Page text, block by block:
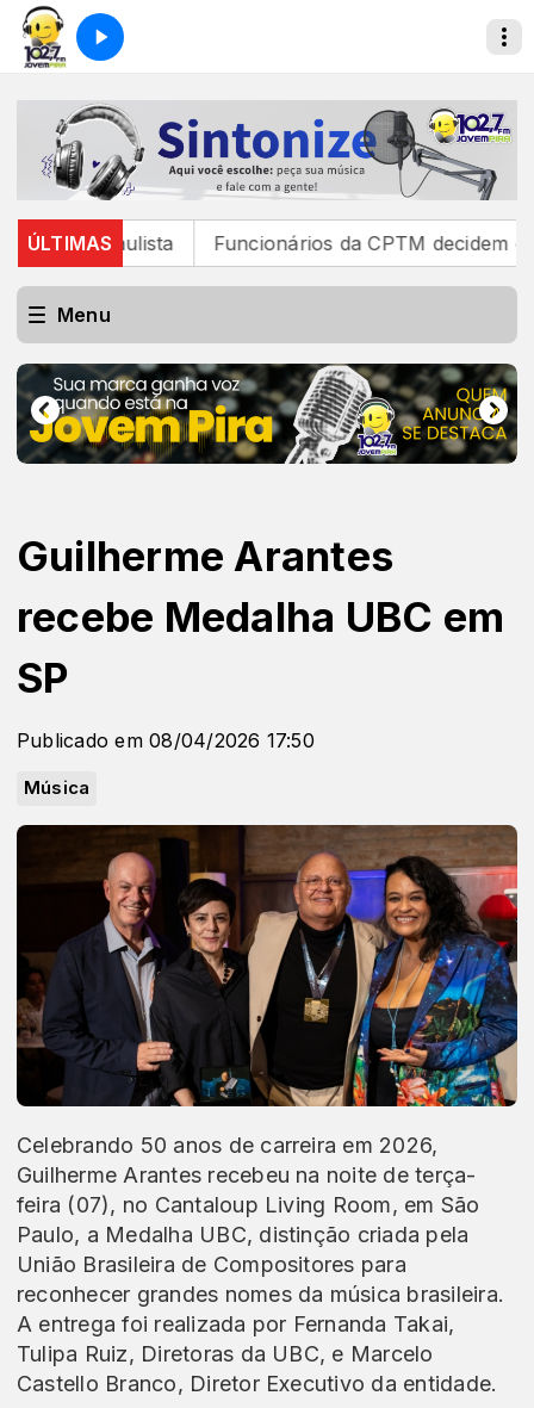
ÚLTIMAS
Paulista Funcionários da CPTM decidem encerrar
Menu
Guilherme Arantes
recebe Medalha UBC em
SP
Publicado em 08/04/2026 17:50
Música
Celebrando 50 anos de carreira em 2026,
Guilherme Arantes recebeu na noite de terça-
feira (07), no Cantaloup Living Room, em São
Paulo, a Medalha UBC, distinção criada pela
União Brasileira de Compositores para
reconhecer grandes nomes da música brasileira.
A entrega foi realizada por Fernanda Takai,
Tulipa Ruiz, Diretoras da UBC, e Marcelo
Castello Branco, Diretor Executivo da entidade.